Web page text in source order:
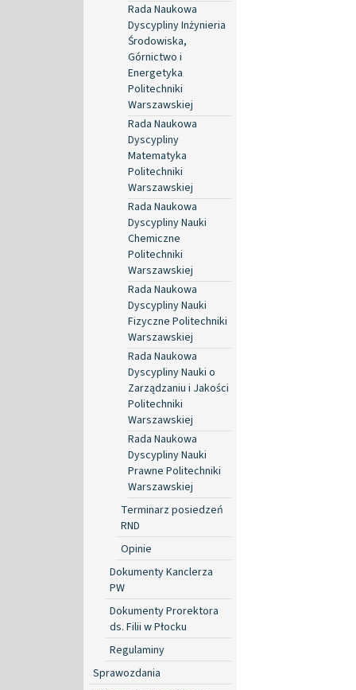
Rada Naukowa
Dyscypliny Inżynieria
Środowiska,
Górnictwo i
Energetyka
Politechniki
Warszawskiej
Rada Naukowa
Dyscypliny
Matematyka
Politechniki
Warszawskiej
Rada Naukowa
Dyscypliny Nauki
Chemiczne
Politechniki
Warszawskiej
Rada Naukowa
Dyscypliny Nauki
Fizyczne Politechniki
Warszawskiej
Rada Naukowa
Dyscypliny Nauki o
Zarządzaniu i Jakości
Politechniki
Warszawskiej
Rada Naukowa
Dyscypliny Nauki
Prawne Politechniki
Warszawskiej
Terminarz posiedzeń
RND
Opinie
Dokumenty Kanclerza
PW
Dokumenty Prorektora
ds. Filii w Płocku
Regulaminy
Sprawozdania